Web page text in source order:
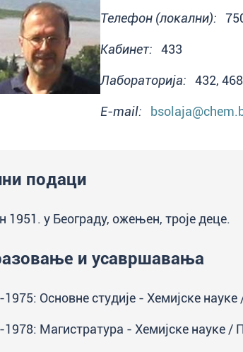
Телефон (локални):
Кабинет: 433
Лабораторија: 432, 468
E-mail:
подаци
1951. у Београду, ожењен, троје деце.
и усавршавања
1975: Основне студије - Хемијске
1978: Магистратура - Хемијске науке